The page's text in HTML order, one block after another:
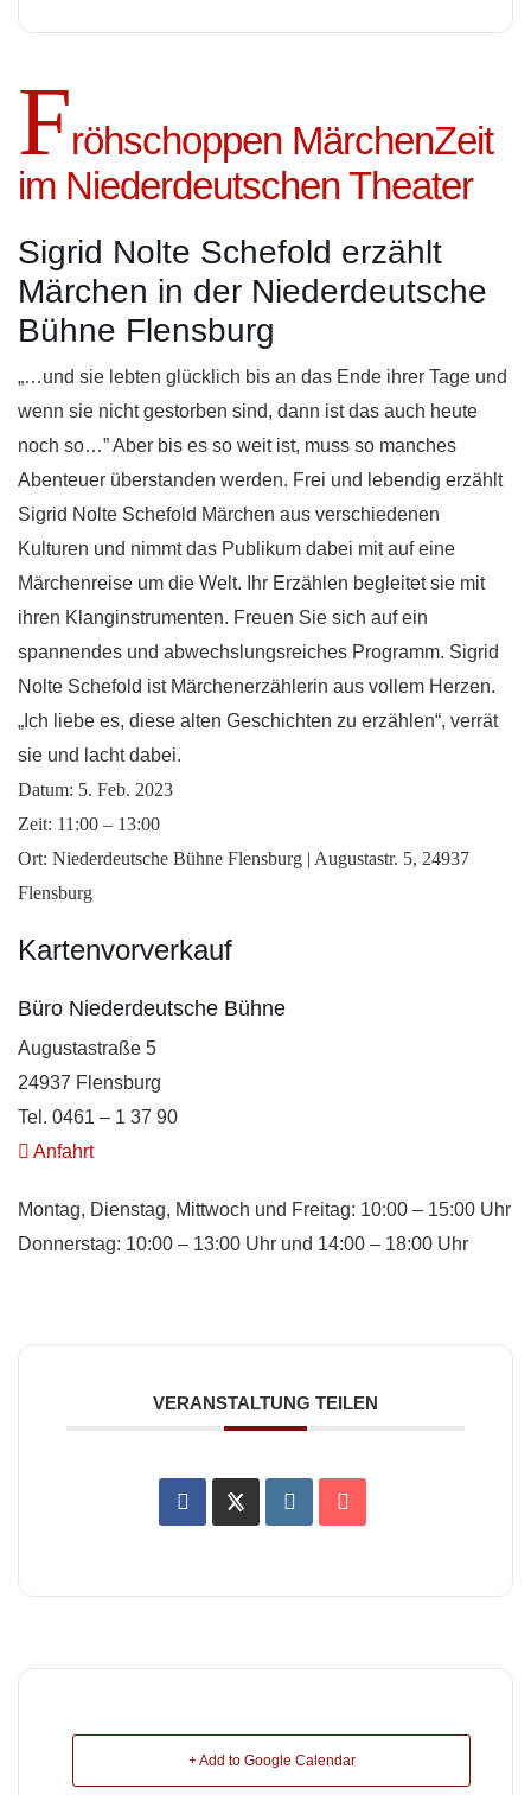
Fröhschoppen MärchenZeit
im Niederdeutschen Theater
Sigrid Nolte Schefold erzählt
Märchen in der Niederdeutsche
Bühne Flensburg
„…und sie lebten glücklich bis an das Ende ihrer Tage und
wenn sie nicht gestorben sind, dann ist das auch heute
noch so…” Aber bis es so weit ist, muss so manches
Abenteuer überstanden werden. Frei und lebendig erzählt
Sigrid Nolte Schefold Märchen aus verschiedenen
Kulturen und nimmt das Publikum dabei mit auf eine
Märchenreise um die Welt. Ihr Erzählen begleitet sie mit
ihren Klanginstrumenten. Freuen Sie sich auf ein
spannendes und abwechslungsreiches Programm. Sigrid
Nolte Schefold ist Märchenerzählerin aus vollem Herzen.
„Ich liebe es, diese alten Geschichten zu erzählen“, verrät
sie und lacht dabei.
Datum: 5. Feb. 2023
Zeit: 11:00 – 13:00
Ort: Niederdeutsche Bühne Flensburg | Augustastr. 5, 24937
Flensburg
Kartenvorverkauf
Büro Niederdeutsche Bühne
Augustastraße 5
24937 Flensburg
Tel. 0461 – 1 37 90
Anfahrt
Montag, Dienstag, Mittwoch und Freitag: 10:00 – 15:00 Uhr
Donnerstag: 10:00 – 13:00 Uhr und 14:00 – 18:00 Uhr
VERANSTALTUNG TEILEN
+ Add to Google Calendar